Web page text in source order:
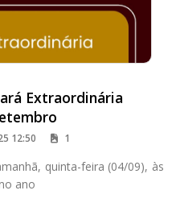
Extraordinária
12:50 1
quinta-feira (04/09), às
ano